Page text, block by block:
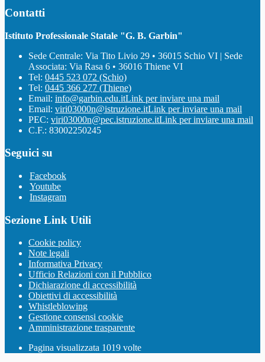
Contatti
Istituto Professionale Statale "G. B. Garbin"
Sede Centrale: Via Tito Livio 29 • 36015 Schio VI | Sede
Associata: Via Rasa 6 • 36016 Thiene VI
Tel: 0445 523 072 (Schio)
Tel: 0445 366 277 (Thiene)
Email: info@garbin.edu.itLink per inviare una mail
Email: viri03000n@istruzione.itLink per inviare una mail
PEC: viri03000n@pec.istruzione.itLink per inviare una mail
C.F.: 83002250245
Seguici su
Facebook
Youtube
Instagram
Sezione Link Utili
Cookie policy
Note legali
Informativa Privacy
Ufficio Relazioni con il Pubblico
Dichiarazione di accessibilità
Obiettivi di accessibilità
Whistleblowing
Gestione consensi cookie
Amministrazione trasparente
Pagina visualizzata 1019 volte